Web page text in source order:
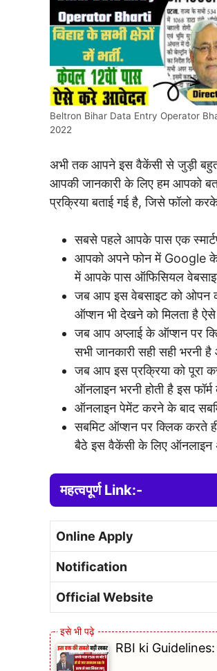
Beltron Bihar Data Entry Operator
2022
अभी तक आपने इस वैकेंसी से जुड़ी बहुत
आपकी जानकारी के लिए हम आपको
प्रक्रिया बताई गई है, जिसे फॉलो
सबसे पहले आपके पास एक
आपको अपने फोन में Google के
में आपके पास ऑफिसियल
जब आप इस वेबसाइट को ओपन
ऑप्शन भी देखने को मिलता है
जब आप अप्लाई के ऑप्शन पर
सभी जानकारी सही सही भरनी
जब आप इस प्रक्रिया को पूरा
ऑनलाइन भरनी होती है इस
ऑनलाइन पेमेंट करने के बाद
सबमिट ऑप्शन पर क्लिक करते
बैठे इस वैकेंसी के लिए ऑनलाइन
महत्वपूर्ण Link:-
Online Apply
Notification
Official Website
RBI ki Guidelines: